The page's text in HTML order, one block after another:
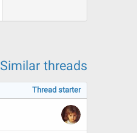
Similar threads
Thread starter